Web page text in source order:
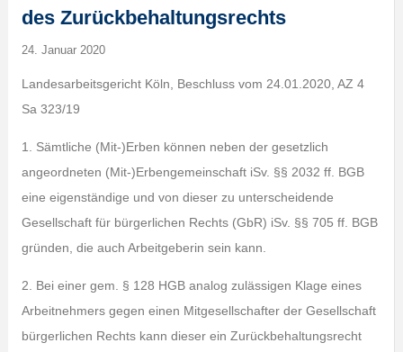
des Zurückbehaltungsrechts
24. Januar 2020
Landesarbeitsgericht Köln, Beschluss vom 24.01.2020, AZ 4
Sa 323/19
1. Sämtliche (Mit-)Erben können neben der gesetzlich
angeordneten (Mit-)Erbengemeinschaft iSv. §§ 2032 ff. BGB
eine eigenständige und von dieser zu unterscheidende
Gesellschaft für bürgerlichen Rechts (GbR) iSv. §§ 705 ff. BGB
gründen, die auch Arbeitgeberin sein kann.
2. Bei einer gem. § 128 HGB analog zulässigen Klage eines
Arbeitnehmers gegen einen Mitgesellschafter der Gesellschaft
bürgerlichen Rechts kann dieser ein Zurückbehaltungsrecht